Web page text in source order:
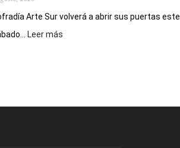
Arte Sur volverá a abrir sus puertas este
Leer más
nueva